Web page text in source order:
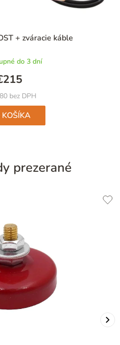
+ zváracie káble
do 3 dní
bez DPH
KOŠÍKA
prezerané